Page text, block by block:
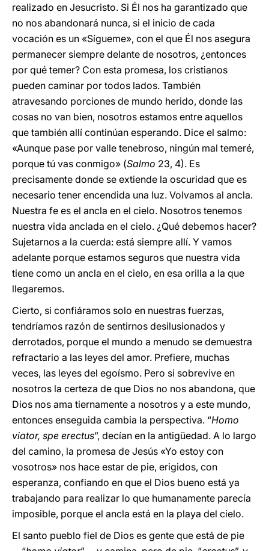
realizado en Jesucristo. Si Él nos ha garantizado que
no nos abandonará nunca, si el inicio de cada
vocación es un «Sígueme», con el que Él nos asegura
permanecer siempre delante de nosotros, ¿entonces
por qué temer? Con esta promesa, los cristianos
pueden caminar por todos lados. También
atravesando porciones de mundo herido, donde las
cosas no van bien, nosotros estamos entre aquellos
que también allí continúan esperando. Dice el salmo:
«Aunque pase por valle tenebroso, ningún mal temeré,
porque tú vas conmigo» (Salmo 23, 4). Es
precisamente donde se extiende la oscuridad que es
necesario tener encendida una luz. Volvamos al ancla.
Nuestra fe es el ancla en el cielo. Nosotros tenemos
nuestra vida anclada en el cielo. ¿Qué debemos hacer?
Sujetarnos a la cuerda: está siempre allí. Y vamos
adelante porque estamos seguros que nuestra vida
tiene como un ancla en el cielo, en esa orilla a la que
llegaremos.
Cierto, si confiáramos solo en nuestras fuerzas,
tendríamos razón de sentirnos desilusionados y
derrotados, porque el mundo a menudo se demuestra
refractario a las leyes del amor. Prefiere, muchas
veces, las leyes del egoísmo. Pero si sobrevive en
nosotros la certeza de que Dios no nos abandona, que
Dios nos ama tiernamente a nosotros y a este mundo,
entonces enseguida cambia la perspectiva. “Homo
viator, spe erectus”, decían en la antigüedad. A lo largo
del camino, la promesa de Jesús «Yo estoy con
vosotros» nos hace estar de pie, erigidos, con
esperanza, confiando en que el Dios bueno está ya
trabajando para realizar lo que humanamente parecía
imposible, porque el ancla está en la playa del cielo.
El santo pueblo fiel de Dios es gente que está de pie